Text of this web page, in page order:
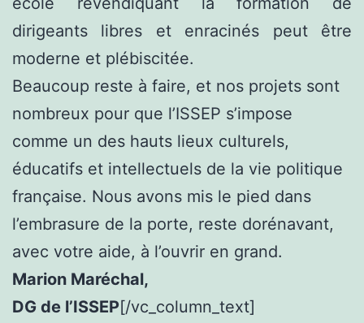
dirigeants libres et enracinés peut être
moderne et plébiscitée.
Beaucoup reste à faire, et nos projets sont
nombreux pour que l’ISSEP s’impose
comme un des hauts lieux culturels,
éducatifs et intellectuels de la vie politique
française. Nous avons mis le pied dans
l’embrasure de la porte, reste dorénavant,
avec votre aide, à l’ouvrir en grand.
Marion Maréchal,
DG de l’ISSEP[/vc_column_text]